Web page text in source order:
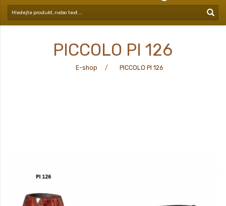
PICCOLO PI 126
E-shop PICCOLO PI 126